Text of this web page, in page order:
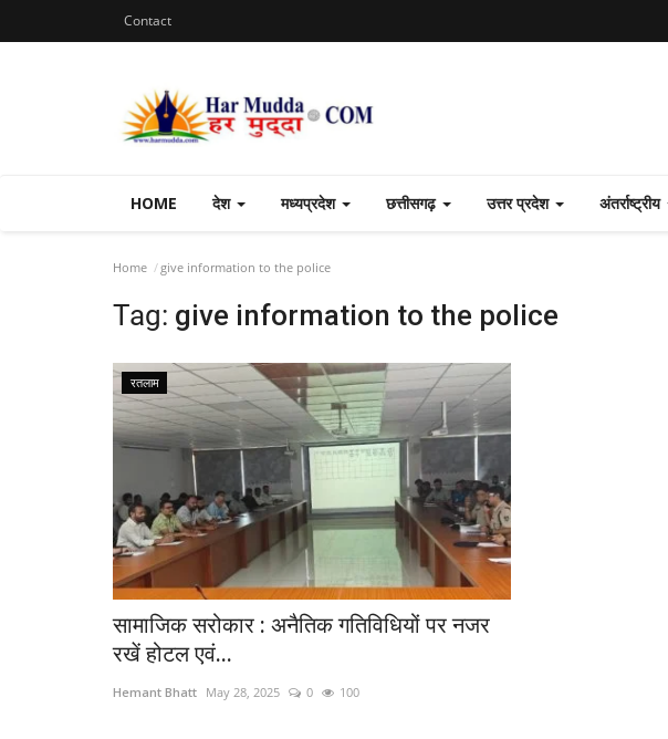
Contact
HOME देश मध्यप्रदेश छत्तीसगढ़ उत्तर प्रदेश अंतर्राष्ट्रीय
Home give information to the police
Tag: give information to the police
रतलाम
सामाजिक सरोकार : अनैतिक गतिविधियों पर नजर
रखें होटल एवं...
Hemant Bhatt May 28, 2025 0 100